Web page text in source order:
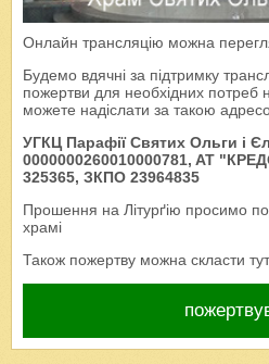
Онлайн трансляцію можна
Будемо вдячні за підтримку
пожертви для необхідних потреб
можете надіслати за такою
УГКЦ Парафії Святих Ольги і
0000000260010000781, AT
325365, ЗКПО 23964835
Прошення на Літурґію просимо
храмі
Також пожертву можна скласти